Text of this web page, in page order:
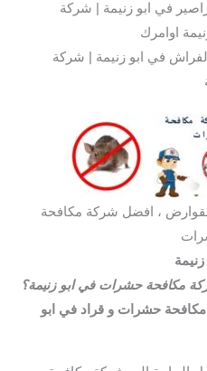
في ابو زنيمة | شركة
اوامرك
في ابو زنيمة | شركة
، افضل شركة مكافحة
مكافحة حشرات في ابو زنيمة؟
حشرات و قراد في ابو